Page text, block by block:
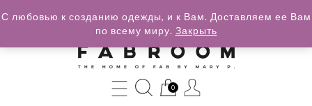
»
0
С любовью к созданию одежды, и к Вам. Доставляем ее Вам
по всему миру. Закрыть